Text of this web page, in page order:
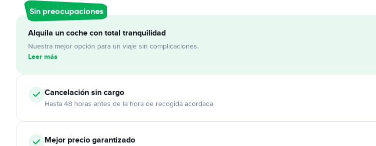
Sin preocupaciones
Alquila un coche con total tranquilidad
Nuestra mejor opción para un viaje sin complicaciones.
Leer más
Cancelaciónsin cargo
Hasta 48 horas antes de la hora de recogida acordada
Mejor precio garantizado